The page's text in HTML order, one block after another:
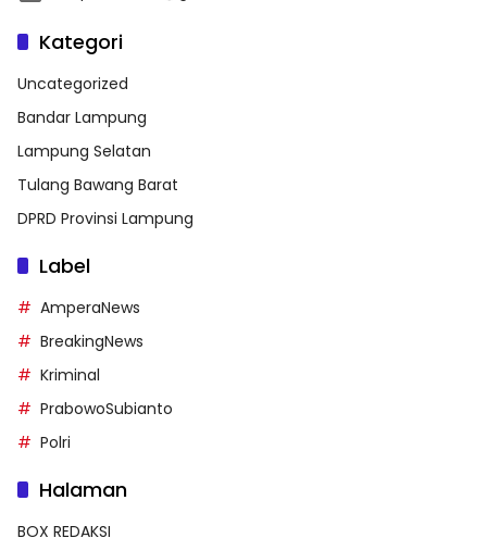
Kategori
Uncategorized
Bandar Lampung
Lampung Selatan
Tulang Bawang Barat
DPRD Provinsi Lampung
Label
AmperaNews
BreakingNews
Kriminal
PrabowoSubianto
Polri
Halaman
BOX REDAKSI